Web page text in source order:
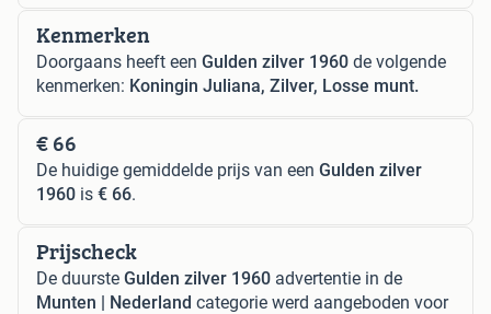
Kenmerken
Doorgaans heeft een Gulden zilver 1960 de volgende
kenmerken: Koningin Juliana, Zilver, Losse munt.
€ 66
De huidige gemiddelde prijs van een Gulden zilver
1960 is € 66.
Prijscheck
De duurste Gulden zilver 1960 advertentie in de
Munten | Nederland categorie werd aangeboden voor